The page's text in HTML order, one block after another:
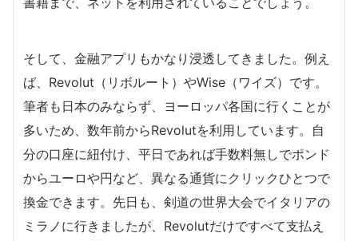
そして、金融アプリもかなり浸透してきました。例え
ば、Revolut（リボルート）やWise（ワイズ）です。
筆者も日本のみならず、ヨーロッパ各国に行くことが
多いため、数年前からRevolutを利用しています。自
分の口座に紐付け、平日であれば手数料無しでポンド
からユーロや円など、異なる通貨にクリックひとつで
換金できます。先日も、剣道の世界大会でイタリアの
ミラノに行きましたが、Revolutだけですべて支払え